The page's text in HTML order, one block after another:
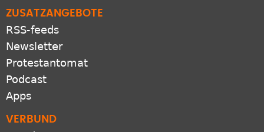
ZUSATZANGEBOTE
RSS-feeds
Newsletter
Protestantomat
Podcast
Apps
VERBUND